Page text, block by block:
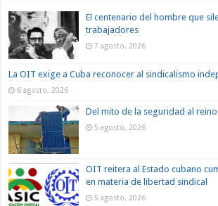
El centenario del hombre que
trabajadores
7 agosto, 2026
La OIT exige a Cuba reconocer al sindicalismo
6 agosto, 2026
Del mito de la seguridad al
5 agosto, 2026
OIT reitera al Estado cubano
en materia de libertad sindical
5 agosto, 2026